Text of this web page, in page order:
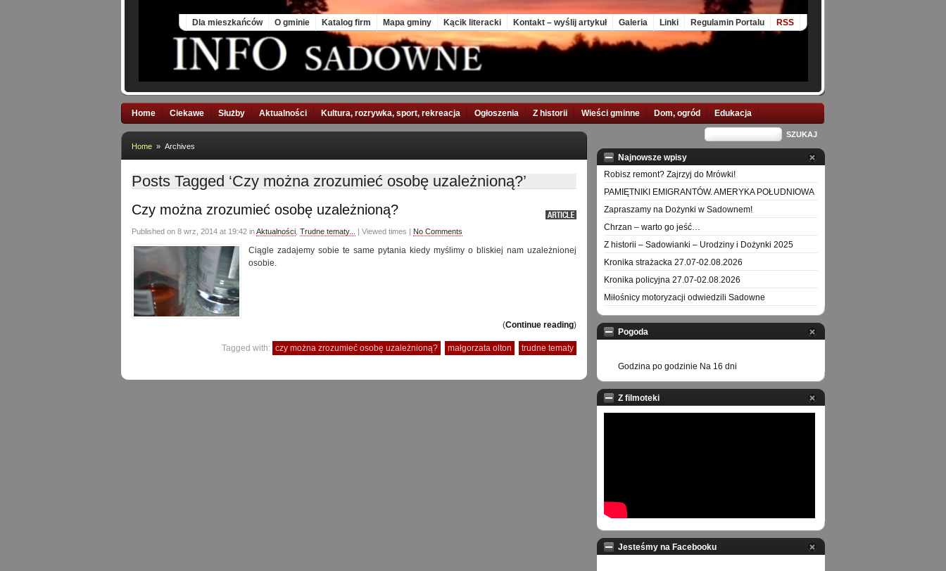
Dla mieszkańców O gminie Katalog firm Mapa gminy Kącik literacki Kontakt – wyślij artykuł Galeria Linki Regulamin Portalu RSS
Home Ciekawe Służby Aktualności Kultura, rozrywka, sport, rekreacja Ogłoszenia Z historii Wieści gminne Dom, ogród Edukacja
Home » Archives
Posts Tagged ‘Czy można zrozumieć osobę uzależnioną?’
Czy można zrozumieć osobę uzależnioną?
Published on 8 wrz, 2014 at 19:42 inAktualności Trudne tematy... | Viewed times | No Comments
Ciągle zadajemy sobie te same pytania kiedy myślimy o bliskiej nam uzależnionej
osobie.
(Continue reading)
Tagged with: czy można zrozumieć osobę uzależnioną? małgorzata olton trudne tematy
Najnowsze wpisy
Robisz remont? Zajrzyj do Mrówki!
PAMIĘTNIKI EMIGRANTÓW. AMERYKA POŁUDNIOWA
Zapraszamy na Dożynki w Sadownem!
Chrzan – warto go jeść…
Z historii – Sadowianki – Urodziny i Dożynki 2025
Kronika strażacka 27.07-02.08.2026
Kronika policyjna 27.07-02.08.2026
Miłośnicy motoryzacji odwiedzili Sadowne
Pogoda
Godzina po godzinie Na 16 dni
Z filmoteki
Jesteśmy na Facebooku